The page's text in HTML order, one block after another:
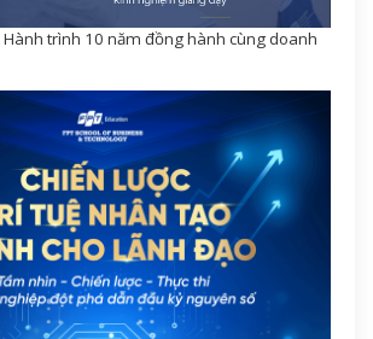
trình 10 năm đồng hành cùng doanh